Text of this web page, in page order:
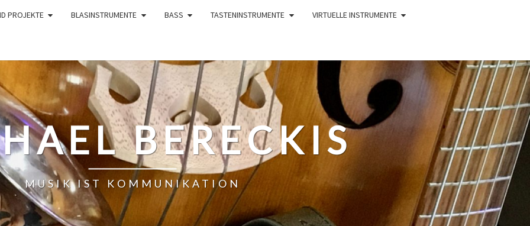
PROJEKTE BLASINSTRUMENTE BASS TASTENINSTRUMENTE VIRTUELLE INSTRUMENTE
BERECKIS
MUSIK IST KOMMUNIKATION